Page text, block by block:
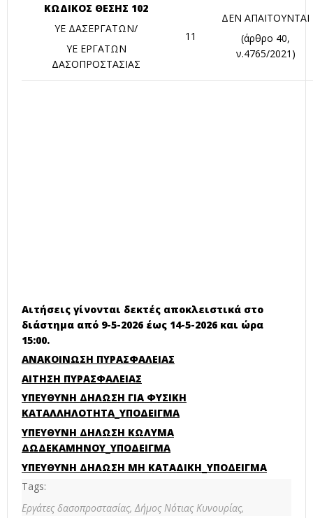
ΚΩΔΙΚΟΣ ΘΕΣΗΣ 102
ΥΕ ΔΑΣΕΡΓΑΤΩΝ/
ΥΕ ΕΡΓΑΤΩΝ
ΔΑΣΟΠΡΟΣΤΑΣΙΑΣ
11
ΔΕΝ ΑΠΑΙΤΟΥΝΤΑΙ
(άρθρο 40,
ν.4765/2021)
Αιτήσεις γίνονται δεκτές αποκλειστικά στο
διάστημα από 9-5-2026 έως 14-5-2026 και ώρα
15:00.
ΑΝΑΚΟΙΝΩΣΗ ΠΥΡΑΣΦΑΛΕΙΑΣ
ΑΙΤΗΣΗ ΠΥΡΑΣΦΑΛΕΙΑΣ
ΥΠΕΥΘΥΝΗ ΔΗΛΩΣΗ ΓΙΑ ΦΥΣΙΚΗ
ΚΑΤΑΛΛΗΛΟΤΗΤΑ_ΥΠΟΔΕΙΓΜΑ
ΥΠΕΥΘΥΝΗ ΔΗΛΩΣΗ ΚΩΛΥΜΑ
ΔΩΔΕΚΑΜΗΝΟΥ_ΥΠΟΔΕΙΓΜΑ
ΥΠΕΥΘΥΝΗ ΔΗΛΩΣΗ ΜΗ ΚΑΤΑΔΙΚΗ_ΥΠΟΔΕΙΓΜΑ
Tags:
Εργάτες δασοπροστασίας,Δήμος Νότιας Κυνουρίας,